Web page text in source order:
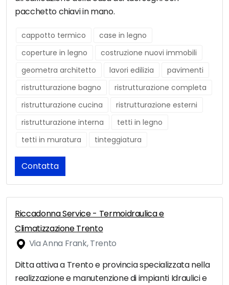
pacchetto chiavi in mano.
cappotto termico
case in legno
coperture in legno
costruzione nuovi immobili
geometra architetto
lavori edilizia
pavimenti
ristrutturazione bagno
ristrutturazione completa
ristrutturazione cucina
ristrutturazione esterni
ristrutturazione interna
tetti in legno
tetti in muratura
tinteggiatura
Contatta
Riccadonna Service - Termoidraulica e
Climatizzazione Trento
Via Anna Frank, Trento
Ditta attiva a Trento e provincia specializzata nella
realizzazione e manutenzione di impianti Idraulici e